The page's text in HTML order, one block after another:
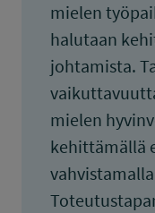
mielen
halutaan
johtamista.
mielen
kehittämällä